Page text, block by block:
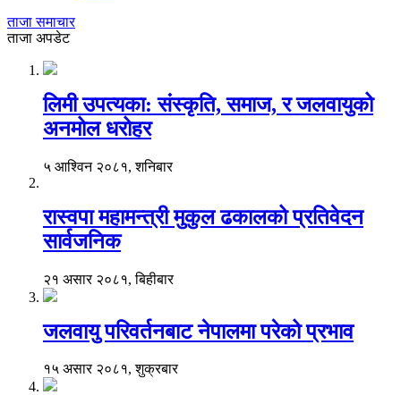
ताजा समाचार
ताजा अपडेट
लिमी उपत्यका: संस्कृति, समाज, र जलवायुको
अनमोल धरोहर
५ आश्विन २०८१, शनिबार
रास्वपा महामन्त्री मुकुल ढकालको प्रतिवेदन
सार्वजनिक
२१ असार २०८१, बिहीबार
जलवायु परिवर्तनबाट नेपालमा परेको प्रभाव
१५ असार २०८१, शुक्रबार